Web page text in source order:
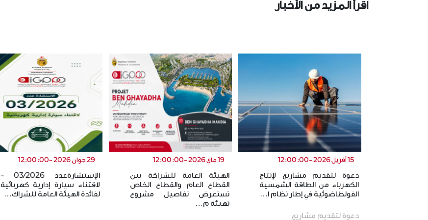
اقرأ المزيد من الأخبار
29 جوان 2026 -12:00:00
الإستشارةعدد 03/2026 -
لاقتناء سيارة إدارية كهربائية
لفائدة الهيئة العامة للشراك…
19 ماي 2026 -12:00:00
الهيئة العامة للشراكة بين
القطاع العام والقطاع الخاص
تستعرض تفاصيل مشروع
تهيئة م…
15 أفريل 2026 -12:00:00
دعوة لتقديم مشاريع لإنتاج
الكهرباء من الطاقة الشمسية
الفولطاضوئية في إطار نظام ا…
دعوة لتقديم مشاريع